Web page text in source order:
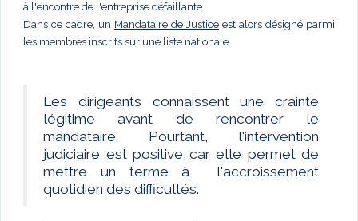
à l'encontre de l'entreprise défaillante.
Dans ce cadre, un Mandataire de Justice est alors désigné parmi
les membres inscrits sur une liste nationale.
Les dirigeants connaissent une crainte
légitime avant de rencontrer le
mandataire. Pourtant, l'intervention
judiciaire est positive car elle permet de
mettre un terme à l'accroissement
quotidien des difficultés.